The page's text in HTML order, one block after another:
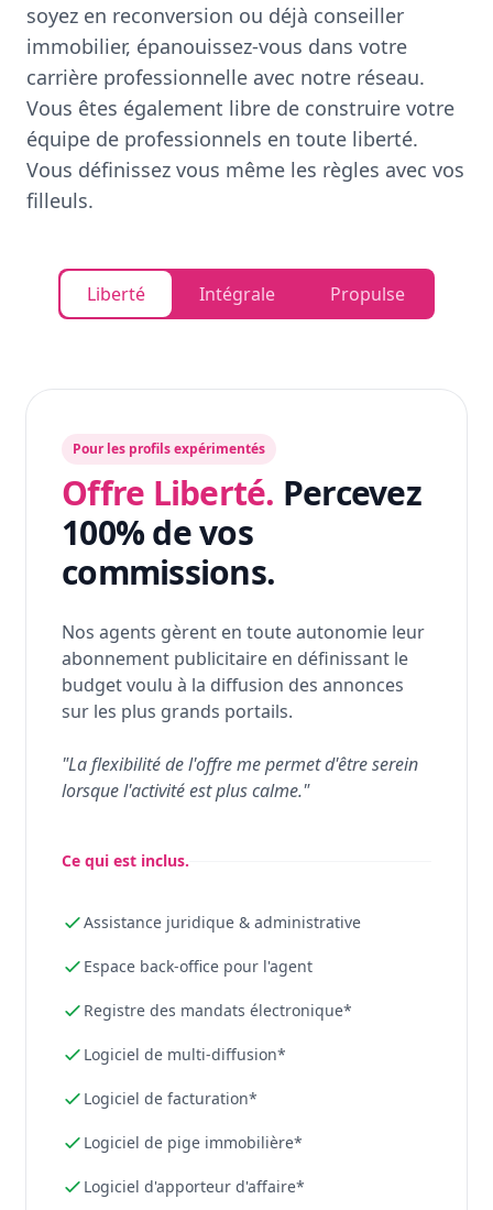
soyez en reconversion ou déjà conseiller
immobilier, épanouissez-vous dans votre
carrière professionnelle avec notre réseau.
Vous êtes également libre de construire votre
équipe de professionnels en toute liberté.
Vous définissez vous même les règles avec vos
filleuls.
Liberté Intégrale Propulse
Pour les profils expérimentés
Offre Liberté. Percevez
100% de vos
commissions.
Nos agents gèrent en toute autonomie leur
abonnement publicitaire en définissant le
budget voulu à la diffusion des annonces
sur les plus grands portails.
"La flexibilité de l'offre me permet d'être serein
lorsque l'activité est plus calme."
Ce qui est inclus.
Assistance juridique & administrative
Espace back-office pour l'agent
Registre des mandats électronique*
Logiciel de multi-diffusion*
Logiciel de facturation*
Logiciel de pige immobilière*
Logiciel d'apporteur d'affaire*